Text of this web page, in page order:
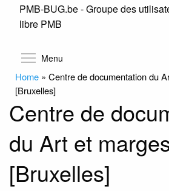
Skip
PMB-BUG.be - Groupe des
libre PMB
Menu
Home » Centre de documentation du
[Bruxelles]
Centre de
du Art et
[Bruxelles]